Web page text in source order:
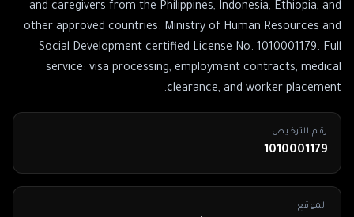
and caregivers from the Philippines, Indonesia, Ethiopia, and
other approved countries. Ministry of Human Resources and
Social Development certified License No. 1010001179. Full
service: visa processing, employment contracts, medical
clearance, and worker placement.
رقم الترخيص
1010001179
الموقع